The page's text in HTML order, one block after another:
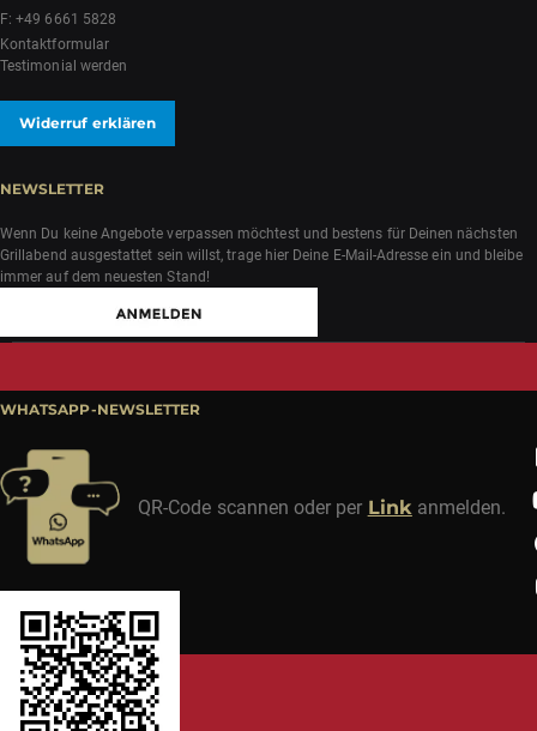
F: +49 6661 5828
Kontaktformular
Testimonial werden
Widerruf erklären
NEWSLETTER
Wenn Du keine Angebote verpassen möchtest und bestens für Deinen nächsten
Grillabend ausgestattet sein willst, trage hier Deine E-Mail-Adresse ein und bleibe
immer auf dem neuesten Stand!
WHATSAPP-NEWSLETTER
QR-Code scannen oder per Linkanmelden.